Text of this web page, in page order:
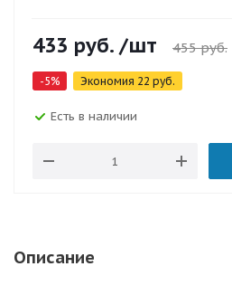
433 руб. /шт 455руб.
-5% Экономия 22 руб.
Есть в наличии
Описание